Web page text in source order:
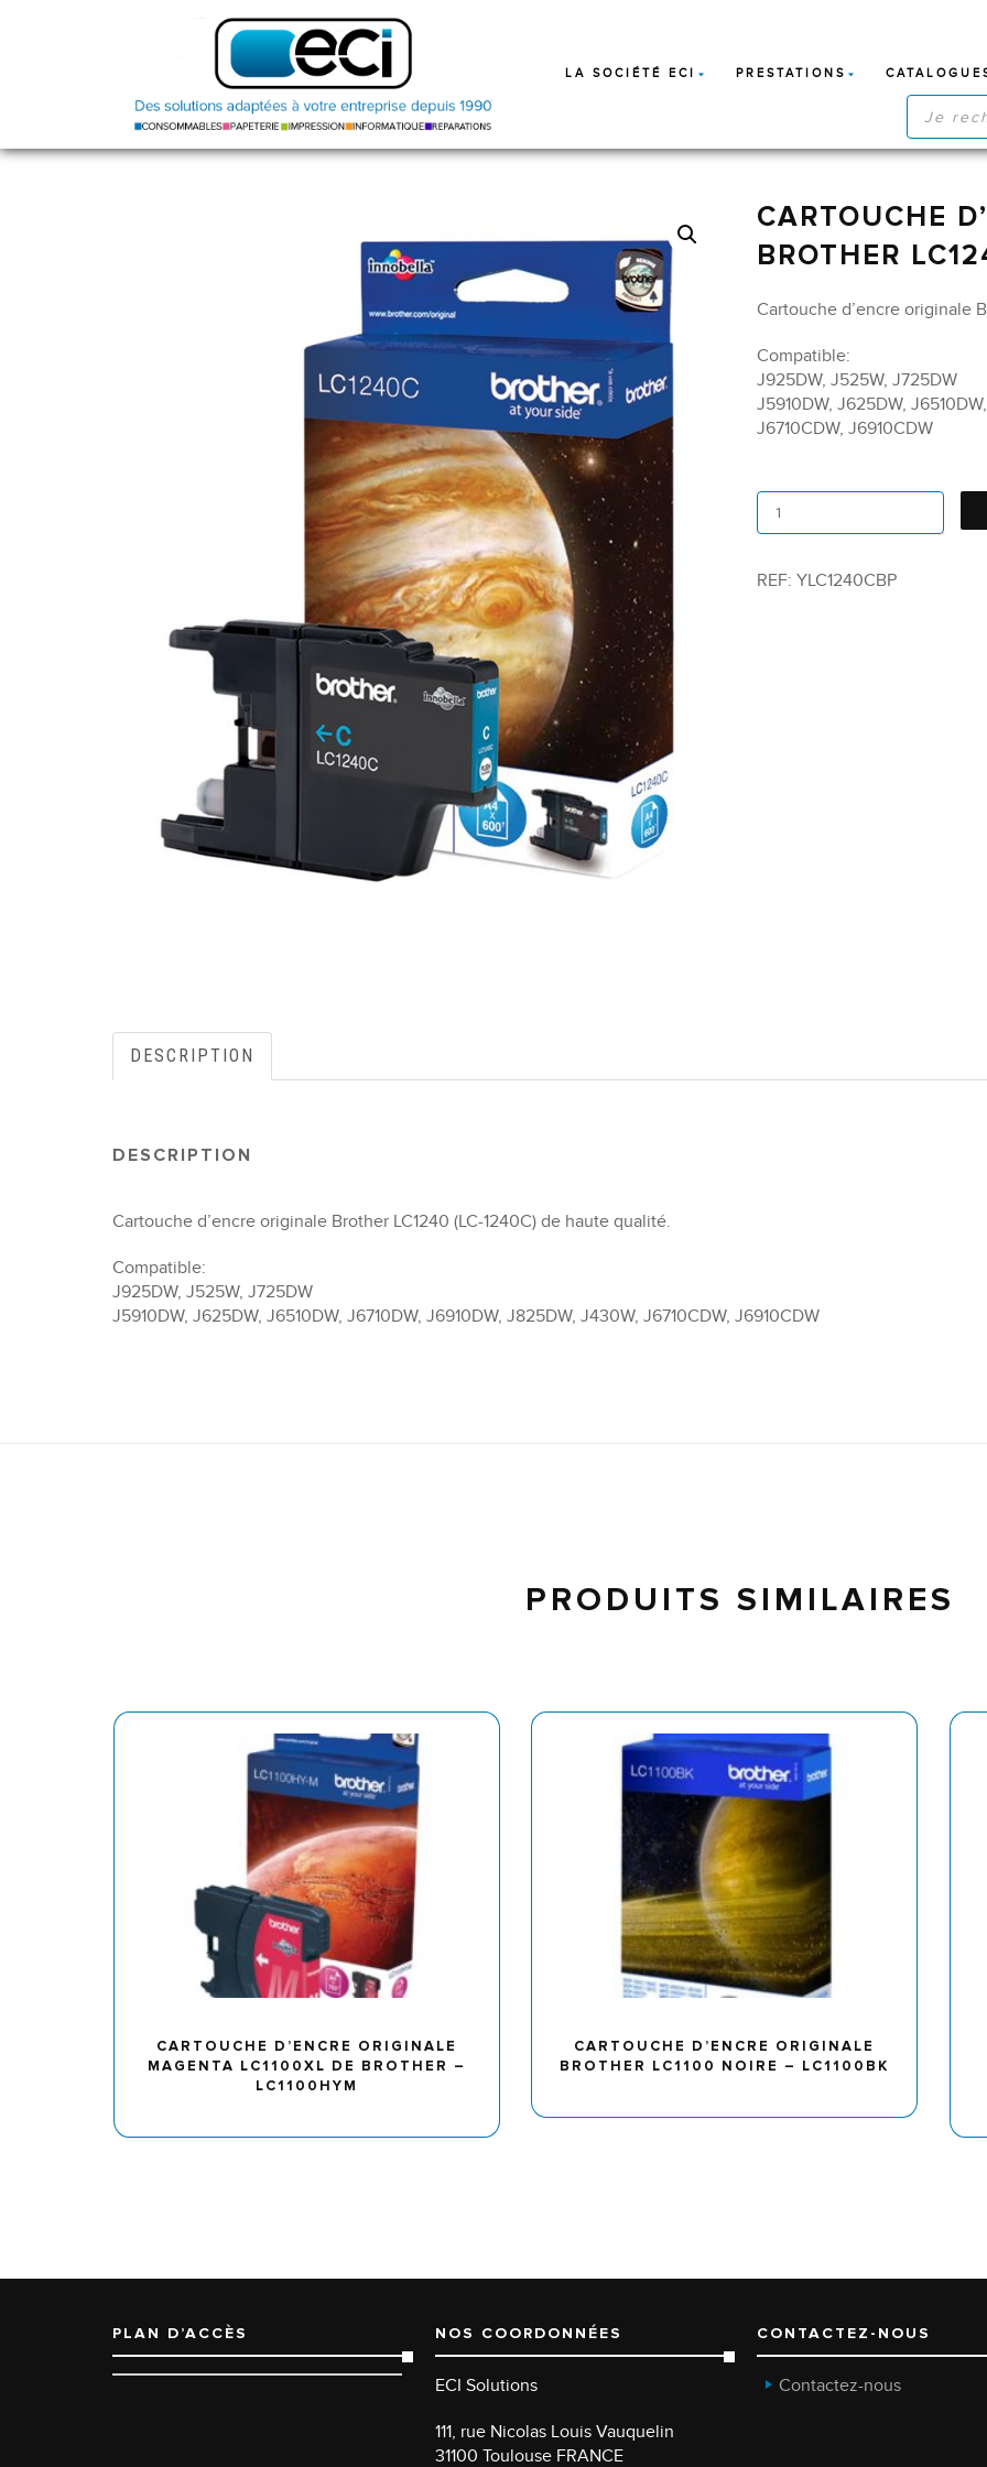
LA SOCIÉTÉ ECI PRESTATIONS
DE
CARTOUCHE
BROTHER
Cartouche d’encre originale
Compatible:
J925DW, J525W, J725DW
J5910DW, J625DW,
J6710CDW, J6910CDW
REF: YLC1240CBP
DESCRIPTION
DESCRIPTION
Cartouche d’encre originale Brother LC1240 (LC-1240C) de haute qualité.
Compatible:
J925DW, J525W, J725DW
J5910DW, J625DW, J6510DW, J6710DW, J6910DW, J825DW, J430W, J6710CDW, J6910CDW
PRODUITS SIMILAIRES
CARTOUCHE D’ENCRE ORIGINALE
MAGENTA LC1100XL DE BROTHER –
LC1100HYM
CARTOUCHE D’ENCRE ORIGINALE
BROTHER LC1100 NOIRE – LC1100BK
PLAN D’ACCÈS NOS COORDONNÉES
ECI Solutions
111, rue Nicolas Louis Vauquelin
31100 Toulouse FRANCE
CONTACTEZ-NOUS
Contactez-nous